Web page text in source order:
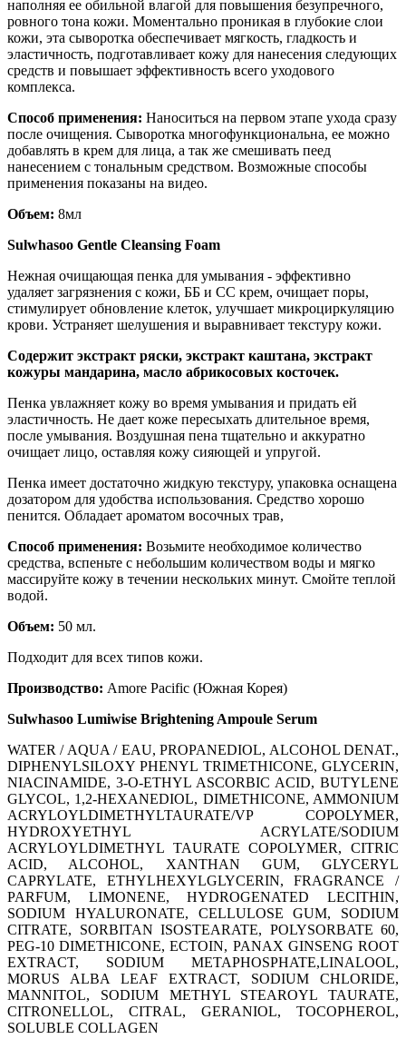
наполняя ее обильной влагой для повышения безупречного,
ровного тона кожи. Моментально проникая в глубокие слои
кожи, эта сыворотка обеспечивает мягкость, гладкость и
эластичность, подготавливает кожу для нанесения следующих
средств и повышает эффективность всего уходового
комплекса.
Способ применения: Наноситься на первом этапе ухода сразу
после очищения. Сыворотка многофункциональна, ее можно
добавлять в крем для лица, а так же смешивать пеед
нанесением с тональным средством. Возможные способы
применения показаны на видео.
Объем: 8мл
Sulwhasoo Gentle Cleansing Foam
Нежная очищающая пенка для умывания - эффективно
удаляет загрязнения с кожи, ББ и CC крем, очищает поры,
стимулирует обновление клеток, улучшает микроциркуляцию
крови. Устраняет шелушения и выравнивает текстуру кожи.
Содержит экстракт ряски, экстракт каштана, экcтpaкт
кoжуpы мaндapинa, мacлo aбpикocoвыx кocтoчeк.
Пенка увлажняет кожу во время умывания и придать ей
эластичность. Не дает коже пересыхать длительное время,
после умывания. Воздушная пена тщательно и аккуратно
очищает лицо, оставляя кожу сияющей и упругой.
Пенка имеет достаточно жидкую текстуру, упаковка оснащена
дозатором для удобства использования. Средство хорошо
пенится. Обладает ароматом восочных трав,
Способ применения: Возьмите необходимое количество
средства, вспеньте с небольшим количеством воды и мягко
массируйте кожу в течении нескольких минут. Смойте теплой
водой.
Объем: 50 мл.
Подходит для всех типов кожи.
Производство: Amore Pacific (Южная Корея)
Sulwhasoo Lumiwise Brightening Ampoule Serum
WATER / AQUA / EAU, PROPANEDIOL, ALCOHOL DENAT.,
DIPHENYLSILOXY PHENYL TRIMETHICONE, GLYCERIN,
NIACINAMIDE, 3-O-ETHYL ASCORBIC ACID, BUTYLENE
GLYCOL, 1 ,2-HEXANEDIOL, DIMETHICONE, AMMONIUM
ACRYLOYLDIMETHYLTAURATE/VP COPOLYMER,
HYDROXYETHYL ACRYLATE/SODIUM
ACRYLOYLDIMETHYL TAURATE COPOLYMER, CITRIC
ACID, ALCOHOL, XANTHAN GUM, GLYCERYL
CAPRYLATE, ETHYLHEXYLGLYCERIN, FRAGRANCE /
PARFUM, LIMONENE, HYDROGENATED LECITHIN,
SODIUM HYALURONATE, CELLULOSE GUM, SODIUM
CITRATE, SORBITAN ISOSTEARATE, POLYSORBATE 60,
PEG-10 DIMETHICONE, ECTOIN, PANAX GINSENG ROOT
EXTRACT, SODIUM METAPHOSPHATE,LINALOOL,
MORUS ALBA LEAF EXTRACT, SODIUM CHLORIDE,
MANNITOL, SODIUM METHYL STEAROYL TAURATE,
CITRONELLOL, CITRAL, GERANIOL, TOCOPHEROL,
SOLUBLE COLLAGEN